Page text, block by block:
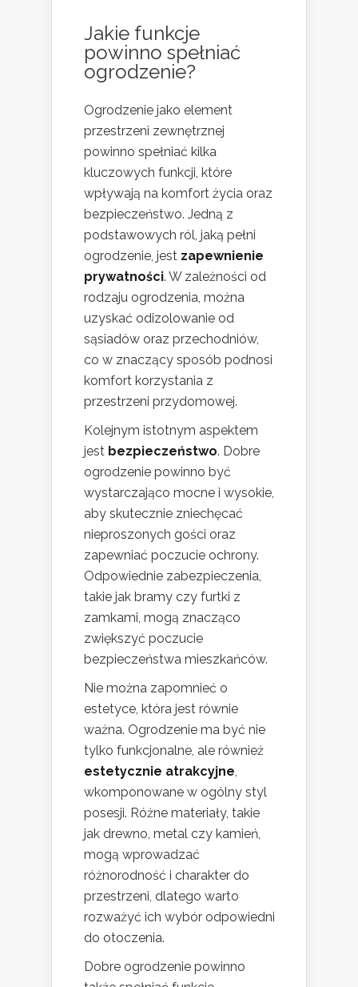
Jakie funkcje
powinno spełniać
ogrodzenie?
Ogrodzenie jako element
przestrzeni zewnętrznej
powinno spełniać kilka
kluczowych funkcji, które
wpływają na komfort życia oraz
bezpieczeństwo. Jedną z
podstawowych ról, jaką pełni
ogrodzenie, jest zapewnienie
prywatności. W zależności od
rodzaju ogrodzenia, można
uzyskać odizolowanie od
sąsiadów oraz przechodniów,
co w znaczący sposób podnosi
komfort korzystania z
przestrzeni przydomowej.
Kolejnym istotnym aspektem
jest bezpieczeństwo. Dobre
ogrodzenie powinno być
wystarczająco mocne i wysokie,
aby skutecznie zniechęcać
nieproszonych gości oraz
zapewniać poczucie ochrony.
Odpowiednie zabezpieczenia,
takie jak bramy czy furtki z
zamkami, mogą znacząco
zwiększyć poczucie
bezpieczeństwa mieszkańców.
Nie można zapomnieć o
estetyce, która jest równie
ważna. Ogrodzenie ma być nie
tylko funkcjonalne, ale również
estetycznie atrakcyjne,
wkomponowane w ogólny styl
posesji. Różne materiały, takie
jak drewno, metal czy kamień,
mogą wprowadzać
różnorodność i charakter do
przestrzeni, dlatego warto
rozważyć ich wybór odpowiedni
do otoczenia.
Dobre ogrodzenie powinno